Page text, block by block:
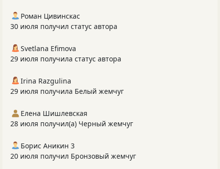
Роман Цивинскас
30 июля получил статус автора
Svetlana Efimova
29 июля получила статус автора
Irina Razgulina
29 июля получила Белый жемчуг
Елена Шишлевская
28 июля получил(а) Черный жемчуг
Борис Аникин 3
20 июля получил Бронзовый жемчуг